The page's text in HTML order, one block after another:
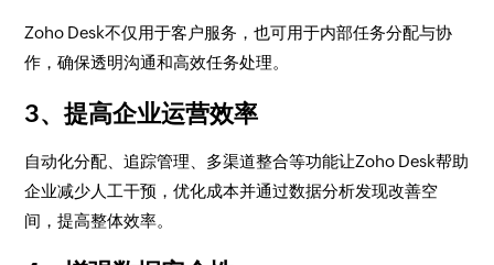
Zoho Desk不仅用于客户服务，也可用于内部任务分配与协
作，确保透明沟通和高效任务处理。
3、提高企业运营效率
自动化分配、追踪管理、多渠道整合等功能让Zoho Desk帮助
企业减少人工干预，优化成本并通过数据分析发现改善空
间，提高整体效率。